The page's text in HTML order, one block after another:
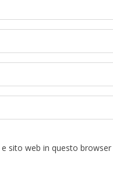
sito web in questo